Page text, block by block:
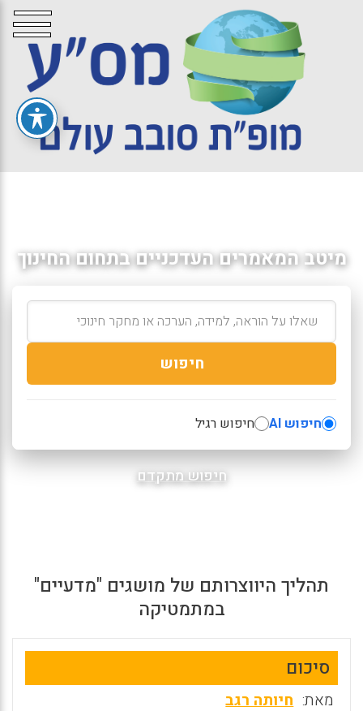
מיטב המאמרים העדכניים בתחום החינוך
חיפוש
חיפוש AI חיפוש רגיל
חיפוש מתקדם
תהליך היווצרותם של מושגים "מדעיים"
במתמטיקה
סיכום
מאת: חיותה רגב